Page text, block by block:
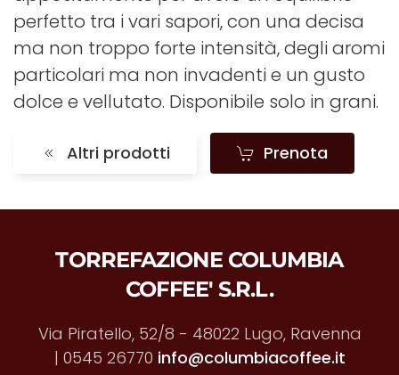
perfetto tra i vari sapori, con una decisa
ma non troppo forte intensità, degli aromi
particolari ma non invadenti e un gusto
dolce e vellutato. Disponibile solo in grani.
Altri prodotti Prenota
TORREFAZIONE COLUMBIA
COFFEE' S.R.L.
Via Piratello, 52/8 - 48022 Lugo, Ravenna
| 0545 26770 info@columbiacoffee.it